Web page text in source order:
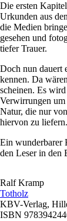
Die ersten
Urkunden aus
die Medien
gesehen und
tiefer Trauer.
Doch nun dauert
kennen. Da
scheinen. Es
Verwirrungen um
Natur, die nur
hiervon zu liefern.
Ein wunderbarer
den Leser in den
Ralf Kramp
Totholz
KBV-Verlag,
ISBN